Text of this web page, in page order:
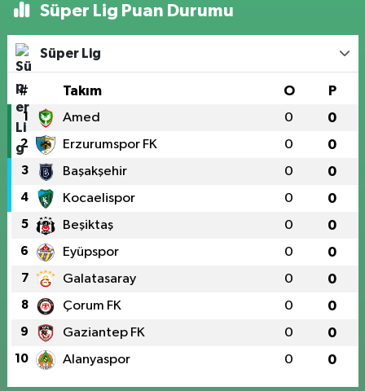
Süper Lig Puan Durumu
Süper Lig
# Takım O P
1 Amed 0 0
2 Erzurumspor FK 0 0
3 Başakşehir 0 0
4 Kocaelispor 0 0
5 Beşiktaş 0 0
6 Eyüpspor 0 0
7 Galatasaray 0 0
8 Çorum FK 0 0
9 Gaziantep FK 0 0
10 Alanyaspor 0 0